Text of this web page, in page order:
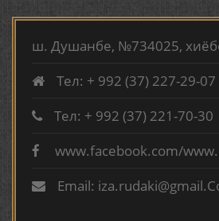
ТАРЧУМАИ ХОЛ/MIRZO
Сайри осорхона - Мирзо
КИРОМИ БУХОРӢ ШОИРИ
ГУЛБАҲОР.
БУХОРОӢ
ш. Душанбе, №734025,
Тел: + 992 (37) 227-29-07
Тел: + 992 (37) 221-70-30
www.facebook.com/
Email: